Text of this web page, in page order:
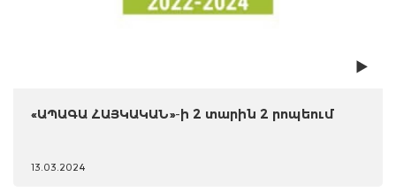
«ԱՊԱԳԱ ՀԱՅԿԱԿԱՆ»-ի 2 տարին 2 րոպեում
13.03.2024